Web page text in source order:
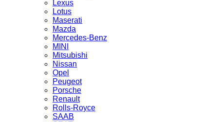
Lexus
Lotus
Maserati
Mazda
Mercedes-Benz
MINI
Mitsubishi
Nissan
Opel
Peugeot
Porsche
Renault
Rolls-Royce
SAAB